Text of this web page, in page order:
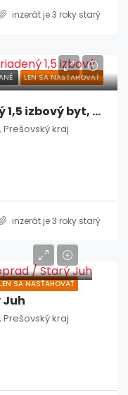
inzerát je 3 roky starý
LEN SA NASŤAHOVAŤ
Zrekonštruovaný zariadený 1,5 izbový byt, Poprad / Starý Juh
kraj
inzerát je 3 roky starý
SA NASŤAHOVAŤ
Juh
kraj